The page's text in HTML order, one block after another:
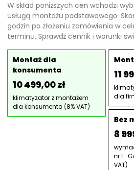
W skład poniższych cen wchodzi
usługą montażu podstawowego.
godzin po złożeniu zamówienia w
terminu. Sprawdź cennik i warunki
Montaż dla
konsumenta
10 499,00 zł
klimatyzator z montażem
dla konsumenta (8% VAT)
11
dla
Bez
8
nr F-
VAT)